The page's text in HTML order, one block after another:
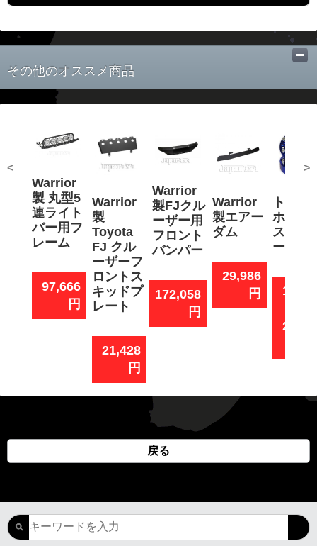
その他のオススメ商品
Warrior
製 丸型5
連ライト
バー用フ
レーム
97,666
円
Warrior
製
Toyota
FJ クル
ーザーフ
ロントス
キッドプ
レート
21,428
円
Warrior
製FJクル
ーザー用
フロント
バンパー
172,058
円
Warrior
製エアー
ダム
29,986
円
トヨタ
ホイー
スペー
ー
< >
戻る